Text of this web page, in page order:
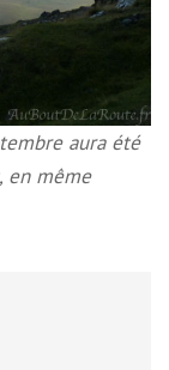
aura été
en même